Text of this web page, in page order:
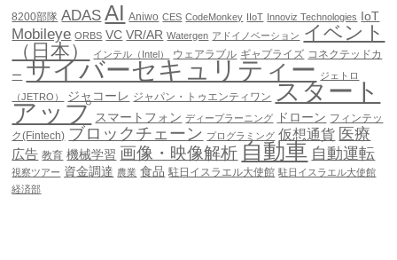
8200部隊 ADAS AI Aniwo CES CodeMonkey IIoT Innoviz Technologies IoT
Mobileye ORBS VC VR/AR Watergen アドイノベーション イベント
（日本）
インテル（Intel） ウェアラブル ギャプライズ コネクテッドカ
ー サイバーセキュリティー ジェトロ
（JETRO）
ジャコーレ ジャパン・トゥエンティワン スタート
アップ スマートフォン ディープラーニング ドローン フィンテッ
ク(Fintech) ブロックチェーン プログラミング 仮想通貨 医療
広告 教育 機械学習 画像・映像解析 自動車 自動運転
視察ツアー 資金調達 農業 食品 駐日イスラエル大使館 駐日イスラエル大使館
経済部